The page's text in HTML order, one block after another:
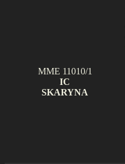
MME 11010/1
IC
SKARYNA